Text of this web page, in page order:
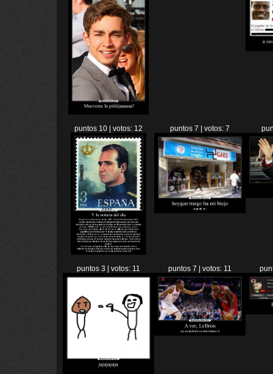
puntos 10 | votos: 12 puntos 7 | votos: 7
puntos 3 | votos: 11 puntos 7 | votos: 11